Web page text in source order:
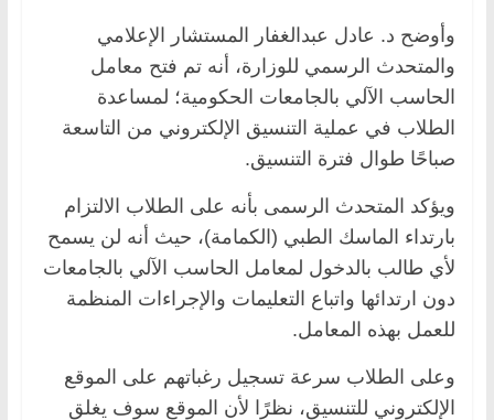
وأوضح د. عادل عبدالغفار المستشار الإعلامي
والمتحدث الرسمي للوزارة، أنه تم فتح معامل
الحاسب الآلي بالجامعات الحكومية؛ لمساعدة
الطلاب في عملية التنسيق الإلكتروني من التاسعة
صباحًا طوال فترة التنسيق.
ويؤكد المتحدث الرسمى بأنه على الطلاب الالتزام
بارتداء الماسك الطبي (الكمامة)، حيث أنه لن يسمح
لأي طالب بالدخول لمعامل الحاسب الآلي بالجامعات
دون ارتدائها واتباع التعليمات والإجراءات المنظمة
للعمل بهذه المعامل.
وعلى الطلاب سرعة تسجيل رغباتهم على الموقع
الإلكتروني للتنسيق، نظرًا لأن الموقع سوف يغلق